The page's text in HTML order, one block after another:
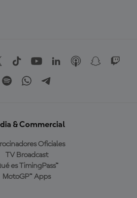
& Commercial
Oficiales
TV Broadcast
es TimingPass™
MotoGP™ Apps